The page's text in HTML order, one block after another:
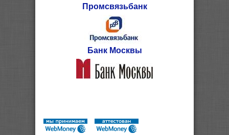
Промсвязьбанк
Банк Москвы